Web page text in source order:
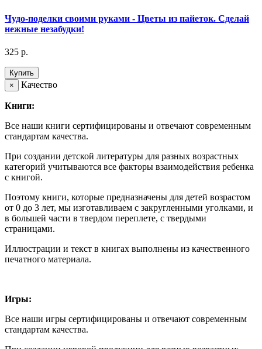
Чудо-поделки своими руками - Цветы из пайеток. Сделай
нежные незабудки!
325 р.
Купить
×
Качество
Книги:
Все наши книги сертифицированы и отвечают современным
стандартам качества.
При создании детской литературы для разных возрастных
категорий учитываются все факторы взаимодействия ребенка
с книгой.
Поэтому книги, которые предназначены для детей возрастом
от 0 до 3 лет, мы изготавливаем с закругленными уголками, и
в большей части в твердом переплете, с твердыми
страницами.
Иллюстрации и текст в книгах выполнены из качественного
печатного материала.
Игры:
Все наши игры сертифицированы и отвечают современным
стандартам качества.